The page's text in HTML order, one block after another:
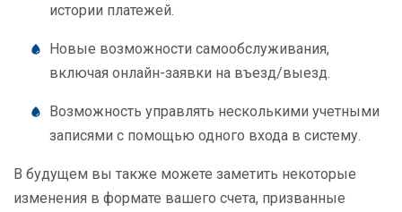
истории платежей.
Новые возможности самообслуживания,
включая онлайн-заявки на въезд/выезд.
Возможность управлять несколькими учетными
записями с помощью одного входа в систему.
В будущем вы также можете заметить некоторые
изменения в формате вашего счета, призванные